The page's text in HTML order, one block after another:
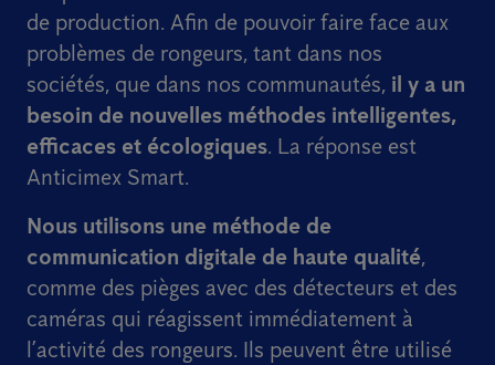
de production. Afin de pouvoir faire face aux
problèmes de rongeurs, tant dans nos
sociétés, que dans nos communautés, il y a un
besoin de nouvelles méthodes intelligentes,
efficaces et écologiques. La réponse est
Anticimex Smart.
Nous utilisons une méthode de
communication digitale de haute qualité,
comme des pièges avec des détecteurs et des
caméras qui réagissent immédiatement à
l’activité des rongeurs. Ils peuvent être utilisé